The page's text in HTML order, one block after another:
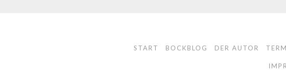
START BOCKBLOG DER AUTOR